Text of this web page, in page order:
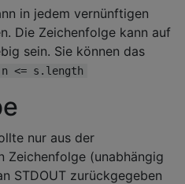
in jedem vernünftigen
Die Zeichenfolge kann auf
sein. Sie können das
<= s.length
nur aus der
Zeichenfolge (unabhängig
STDOUT zurückgegeben